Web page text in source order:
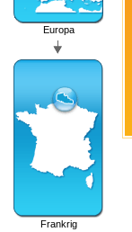
Europa
Frankrig